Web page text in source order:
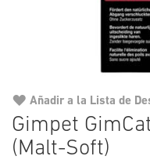
Gimpet
(Malt-Soft)
Añadir a la Lista de